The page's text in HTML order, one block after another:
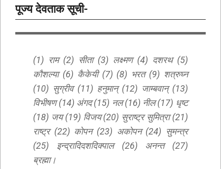
पूज्य देवताक सूची-
(1) राम (2) सीता (3) लक्ष्मण (4) दशरथ (5)
कौशल्या (6) कैकेयी (7) (8) भरत (9) शत्रुघ्न
(10) सुग्रीव (11) हनुमान् (12) जाम्बवान् (13)
विभीषण (14) अंगद (15) नल (16) नील (17) धृष्ट
(18) जय (19) विजय (20) सुराष्ट्र सुमित्रा (21)
राष्ट्र (22) कोपन (23) अकोपन (24) सुमन्त्र
(25) इन्द्रादिदशदिक्पाल (26) अनन्त (27)
ब्रह्मा।